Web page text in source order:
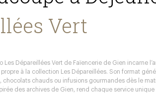
Vert
Les Dépareillées Vert de Faïencerie de Gien incarne
à la collection Les Dépareillées. Son format
chocolats chauds ou infusions gourmandes dès le
des archives de Gien, rend chaque service unique